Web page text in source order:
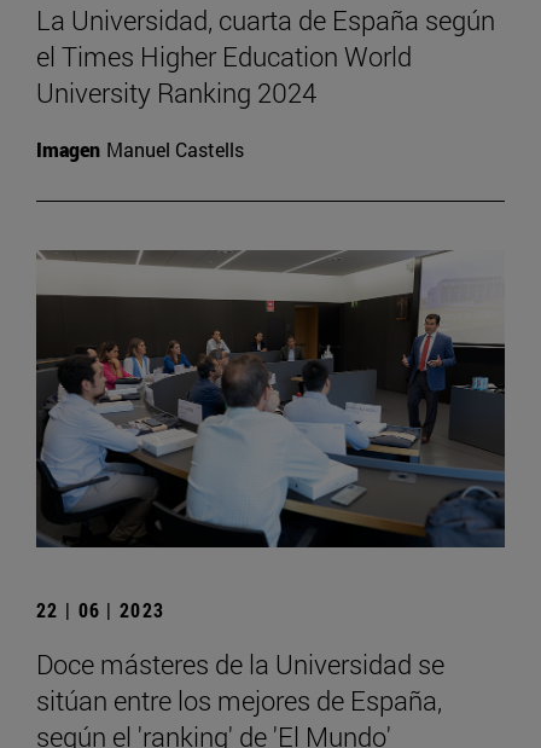
La Universidad, cuarta de España según
el Times Higher Education World
University Ranking 2024
Imagen Manuel Castells
22 | 06 | 2023
Doce másteres de la Universidad se
sitúan entre los mejores de España,
según el 'ranking' de 'El Mundo'